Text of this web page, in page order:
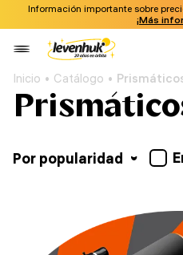
Información importante sobre
¡Más
Inicio Catálogo
Por popularidad